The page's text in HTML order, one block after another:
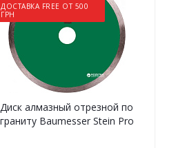
ДОСТАВКА FREE ОТ 500
ГРН
Диск алмазный отрезной по
граниту Baumesser Stein Pro